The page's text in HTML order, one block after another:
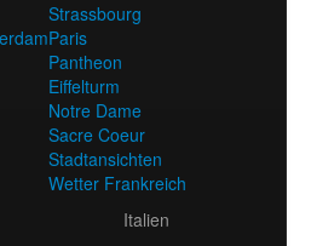
Strassbourg
Paris
Pantheon
Eiffelturm
Notre Dame
Sacre Coeur
Stadtansichten
Wetter Frankreich
Italien